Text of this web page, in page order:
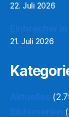
22. Juli 2026
21. Juli 2026